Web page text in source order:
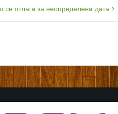
отлага за неопределена дата